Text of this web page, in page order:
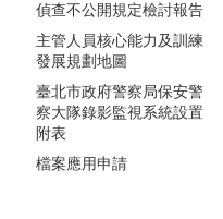
偵查不公開規定檢討報告
主管人員核心能力及訓練
發展規劃地圖
臺北市政府警察局保安警
察大隊錄影監視系統設置
附表
檔案應用申請